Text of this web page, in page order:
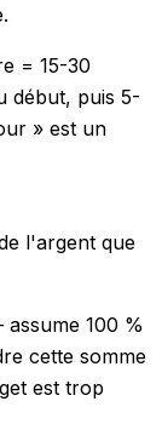
= 15-30
début, puis 5-
» est un
l'argent que
100 %
cette somme
est trop